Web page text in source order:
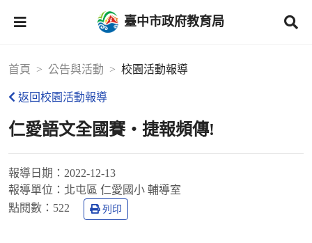
臺中市政府教育局
首頁 公告與活動 校園活動報導
返回校園活動報導
仁愛語文全國賽‧捷報頻傳!
報導日期： 2022-12-13
報導單位： 北屯區 仁愛國小 輔導室
點閱數： 522 列印